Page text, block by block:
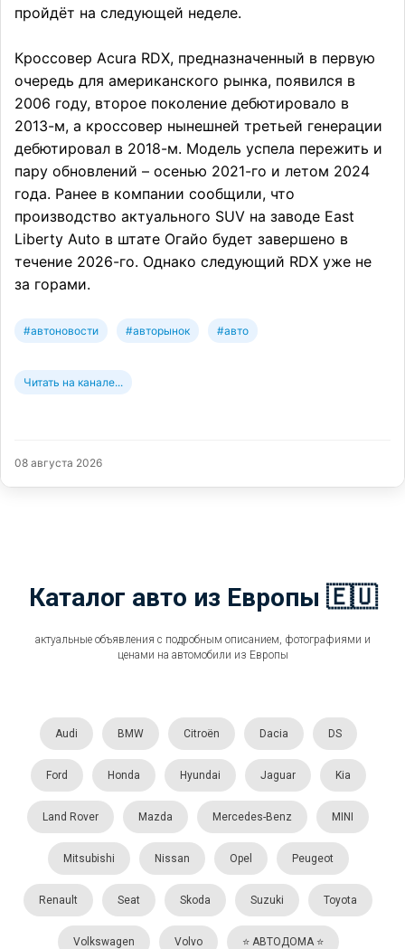
пройдёт на следующей неделе.
Кроссовер Acura RDX, предназначенный в первую
очередь для американского рынка, появился в
2006 году, второе поколение дебютировало в
2013-м, а кроссовер нынешней третьей генерации
дебютировал в 2018-м. Модель успела пережить и
пару обновлений – осенью 2021-го и летом 2024
года. Ранее в компании сообщили, что
производство актуального SUV на заводе East
Liberty Auto в штате Огайо будет завершено в
течение 2026-го. Однако следующий RDX уже не
за горами.
#автоновости #авторынок #авто
Читать на канале...
08 августа 2026
Каталог авто из Европы 🇪🇺
актуальные объявления с подробным описанием, фотографиями и
ценами на автомобили из Европы
Audi BMW Citroën Dacia DS
Ford Honda Hyundai Jaguar Kia
Land Rover Mazda Mercedes-Benz MINI
Mitsubishi Nissan Opel Peugeot
Renault Seat Skoda Suzuki Toyota
Volkswagen Volvo ⭐️ АВТОДОМА ⭐️